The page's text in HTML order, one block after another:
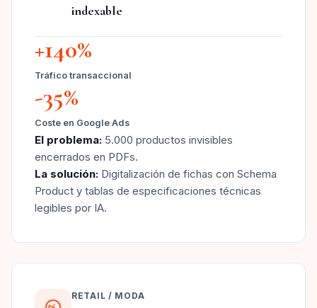
indexable
+140%
Tráfico transaccional
-35%
Coste en Google Ads
El problema: 5.000 productos invisibles
encerrados en PDFs.
La solución: Digitalización de fichas con Schema
Product y tablas de especificaciones técnicas
legibles por IA.
RETAIL / MODA